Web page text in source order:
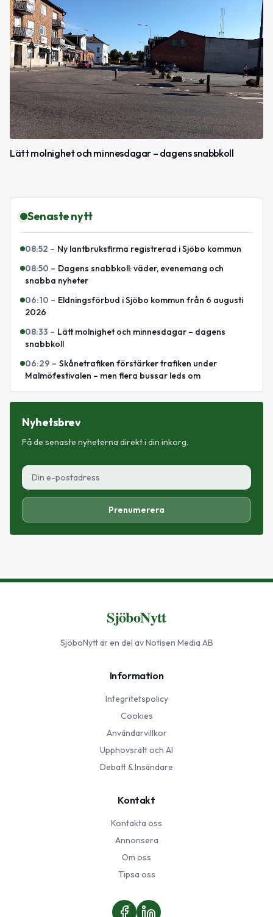
Lätt molnighet och minnesdagar – dagens snabbkoll
Senaste nytt
08:52 – Ny lantbruksfirma registrerad i Sjöbo kommun
08:50 – Dagens snabbkoll: väder, evenemang och
snabba nyheter
06:10 – Eldningsförbud i Sjöbo kommun från 6 augusti
2026
08:33 – Lätt molnighet och minnesdagar – dagens
snabbkoll
06:29 – Skånetrafiken förstärker trafiken under
Malmöfestivalen – men flera bussar leds om
Nyhetsbrev
Få de senaste nyheterna direkt i din inkorg.
Prenumerera
SjöboNytt
SjöboNyttär en del av Notisen Media AB
Information
Integritetspolicy
Cookies
Användarvillkor
Upphovsrätt och AI
Debatt & Insändare
Kontakt
Kontakta oss
Annonsera
Om oss
Tipsa oss